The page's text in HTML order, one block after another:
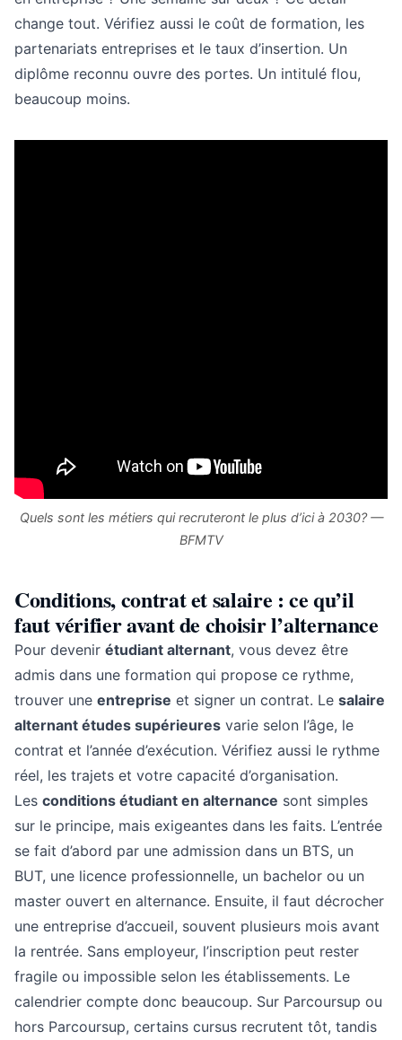
change tout. Vérifiez aussi le coût de formation, les
partenariats entreprises et le taux d’insertion. Un
diplôme reconnu ouvre des portes. Un intitulé flou,
beaucoup moins.
Quels sont les métiers qui recruteront le plus d’ici à 2030? —
BFMTV
Conditions, contrat et salaire : ce qu’il
faut vérifier avant de choisir l’alternance
Pour devenir étudiant alternant, vous devez être
admis dans une formation qui propose ce rythme,
trouver une entreprise et signer un contrat. Le salaire
alternant études supérieures varie selon l’âge, le
contrat et l’année d’exécution. Vérifiez aussi le rythme
réel, les trajets et votre capacité d’organisation.
Les conditions étudiant en alternance sont simples
sur le principe, mais exigeantes dans les faits. L’entrée
se fait d’abord par une admission dans un BTS, un
BUT, une licence professionnelle, un bachelor ou un
master ouvert en alternance. Ensuite, il faut décrocher
une entreprise d’accueil, souvent plusieurs mois avant
la rentrée. Sans employeur, l’inscription peut rester
fragile ou impossible selon les établissements. Le
calendrier compte donc beaucoup. Sur Parcoursup ou
hors Parcoursup, certains cursus recrutent tôt, tandis